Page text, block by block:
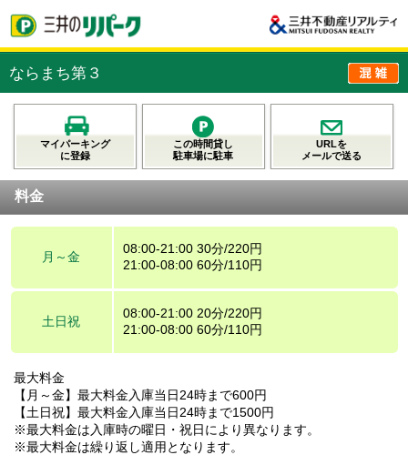
ならまち第３
マイパーキング
に登録
この時間貸し
駐車場に駐車
URLを
メールで送る
料金
月～金
08:00-21:00 30分/220円
21:00-08:00 60分/110円
土日祝
08:00-21:00 20分/220円
21:00-08:00 60分/110円
最大料金
【月～金】最大料金入庫当日24時まで600円
【土日祝】最大料金入庫当日24時まで1500円
※最大料金は入庫時の曜日・祝日により異なります。
※最大料金は繰り返し適用となります。